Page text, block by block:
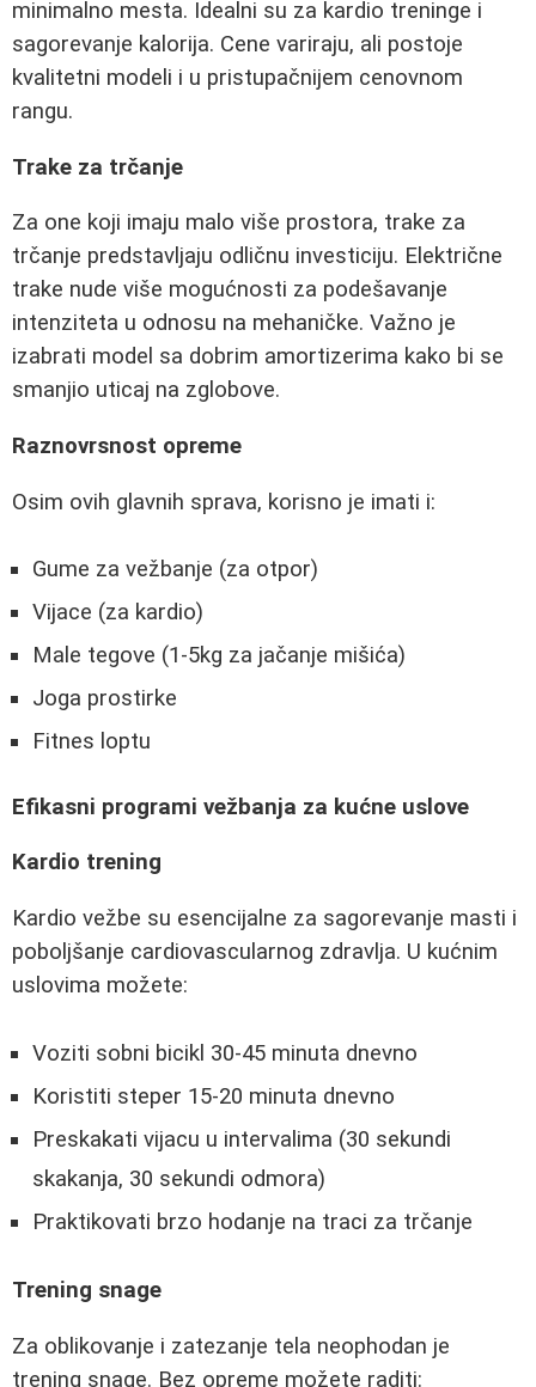
minimalno mesta. Idealni su za kardio treninge i
sagorevanje kalorija. Cene variraju, ali postoje
kvalitetni modeli i u pristupačnijem cenovnom
rangu.
Trake za trčanje
Za one koji imaju malo više prostora, trake za
trčanje predstavljaju odličnu investiciju. Električne
trake nude više mogućnosti za podešavanje
intenziteta u odnosu na mehaničke. Važno je
izabrati model sa dobrim amortizerima kako bi se
smanjio uticaj na zglobove.
Raznovrsnost opreme
Osim ovih glavnih sprava, korisno je imati i:
Gume za vežbanje (za otpor)
Vijace (za kardio)
Male tegove (1-5kg za jačanje mišića)
Joga prostirke
Fitnes loptu
Efikasni programi vežbanja za kućne uslove
Kardio trening
Kardio vežbe su esencijalne za sagorevanje masti i
poboljšanje cardiovascularnog zdravlja. U kućnim
uslovima možete:
Voziti sobni bicikl 30-45 minuta dnevno
Koristiti steper 15-20 minuta dnevno
Preskakati vijacu u intervalima (30 sekundi
skakanja, 30 sekundi odmora)
Praktikovati brzo hodanje na traci za trčanje
Trening snage
Za oblikovanje i zatezanje tela neophodan je
trening snage. Bez opreme možete raditi: